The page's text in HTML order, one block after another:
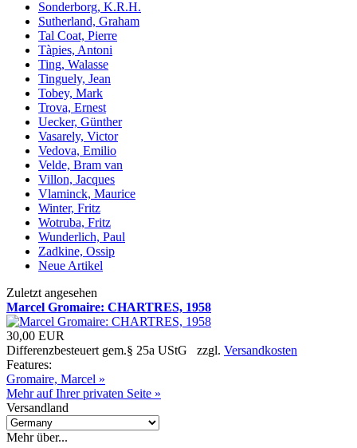
Sonderborg, K.R.H.
Sutherland, Graham
Tal Coat, Pierre
Tàpies, Antoni
Ting, Walasse
Tinguely, Jean
Tobey, Mark
Trova, Ernest
Uecker, Günther
Vasarely, Victor
Vedova, Emilio
Velde, Bram van
Villon, Jacques
Vlaminck, Maurice
Winter, Fritz
Wotruba, Fritz
Wunderlich, Paul
Zadkine, Ossip
Neue Artikel
Zuletzt angesehen
Marcel Gromaire: CHARTRES, 1958
30,00 EUR
Differenzbesteuert gem.§ 25a UStG zzgl. Versandkosten
Features:
Gromaire, Marcel »
Mehr auf Ihrer privaten Seite »
Versandland
Mehr über...